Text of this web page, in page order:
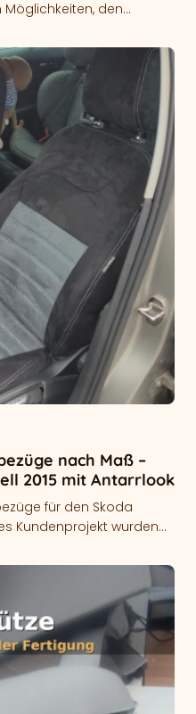
den
nach Maß –
2015 mit Antarrlook
für den Skoda
Kundenprojekt wurden